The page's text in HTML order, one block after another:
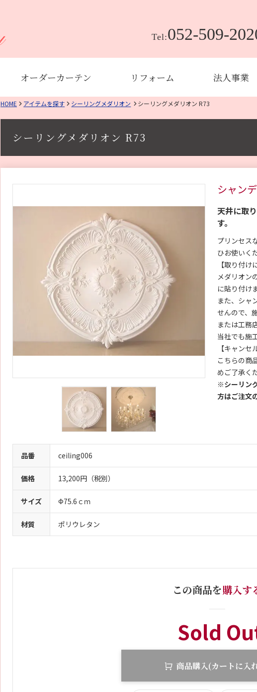
Tel:052-509-
オーダーカーテン リフォーム 法人事業
HOME アイテムを探す シーリングメダリオン シーリングメダリオン R73
シーリングメダリオン R73
シャン
天井に取
す。
プリンセス
ひお使いく
【取り付け
メダリオン
に貼り付け
また、シャ
せんので、
または工務
当社でも施
【キャンセ
こちらの商
めご了承
※シーリン
方はご注文
品番 ceiling006
価格 13,200円（税別）
サイズ Ф75.6ｃｍ
材質 ポリウレタン
この商品を購入す
Sold
商品購入(カートに入